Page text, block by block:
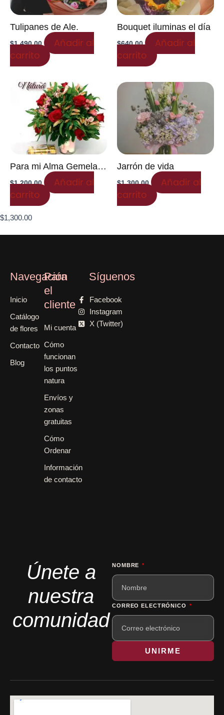
Tulipanes de Ale.
$1,490.00
Añadir al
carrito
Bouquet iluminas el día
$640.00
Añadir al
carrito
Para mi Alma Gemela…
$1,200.00
Añadir al
carrito
Jarrón de vida
$1,300.00
Añadir al
carrito
$1,300.00
Navegación
Inicio
Catálogo
de flores
Contacto
Blog
Para
el
cliente
Mi cuenta
Cómo
funcionan
los puntos
natura
Envíos y
zonas
gratuitas
Cómo
Ordenar
Información
de contacto
Síguenos
Facebook
Instagram
X (Twitter)
Únete a
nuestra
comunidad
NOMBRE
CORREO ELECTRÓNICO
UNIRME